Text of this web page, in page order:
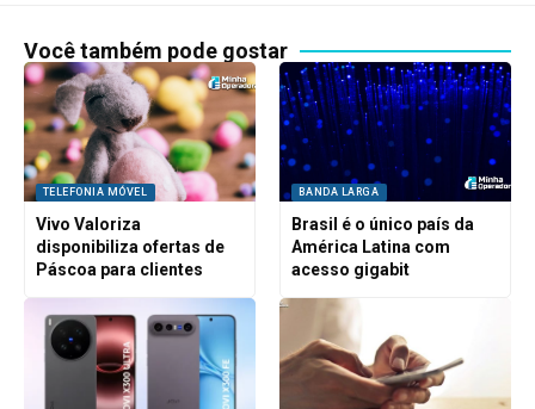
Você também pode gostar
TELEFONIA MÓVEL
Vivo Valoriza
disponibiliza ofertas de
Páscoa para clientes
BANDA LARGA
Brasil é o único país da
América Latina com
acesso gigabit